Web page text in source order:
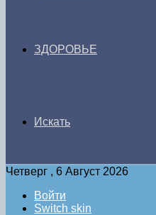
ЗДОРОВЬЕ
Искать
Четверг , 6 Август 2026
Войти
Switch skin